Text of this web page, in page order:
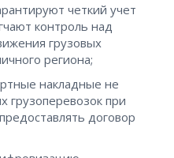
четкий учет
контроль над
грузовых
региона;
накладные не
грузоперевозок при
договор